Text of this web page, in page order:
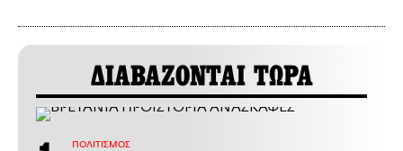
ΔΙΑΒΑΖΟΝΤΑΙ ΤΩΡΑ
ΠΟΛΙΤΙΣΜΟΣ